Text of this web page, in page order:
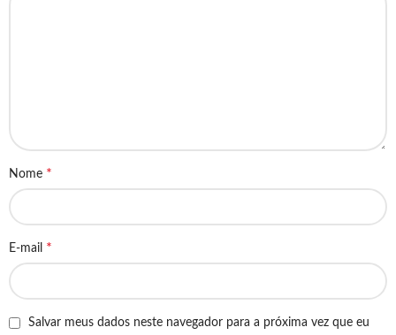
Nome *
E-mail *
Salvar meus dados neste navegador para a próxima vez que eu